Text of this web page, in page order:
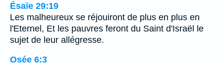
Ésaïe 29:19
Les malheureux se réjouiront de plus en plus en
l'Eternel, Et les pauvres feront du Saint d'Israël le
sujet de leur allégresse.
Osée 6:3